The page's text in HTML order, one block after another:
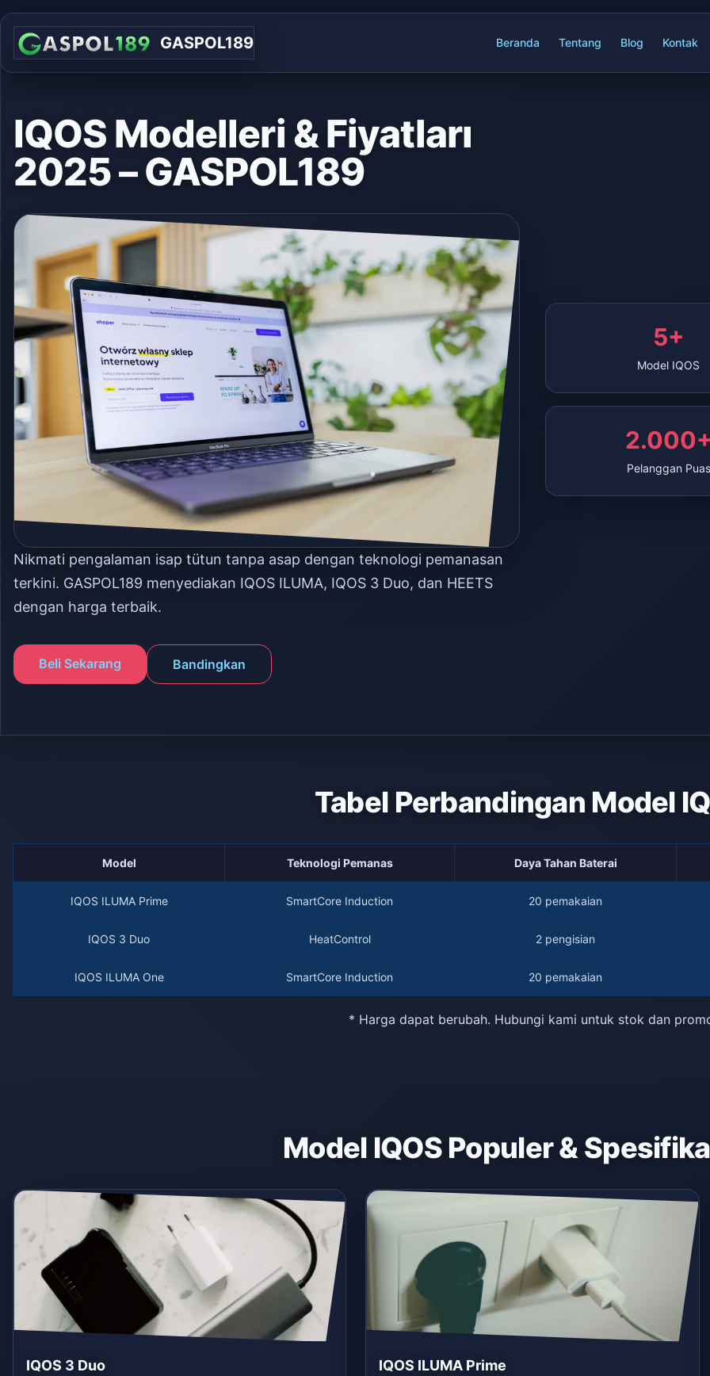
GASPOL189 Beranda Tentang Blog Kontak
IQOS Modelleri & Fiyatları
2025 – GASPOL189
Nikmati pengalaman isap tütun tanpa asap dengan teknologi pemanasan
terkini. GASPOL189 menyediakan IQOS ILUMA, IQOS 3 Duo, dan HEETS
dengan harga terbaik.
Beli Sekarang Bandingkan
5+
Model IQOS
Pelanggan Puas
Tabel Perbandingan Model
Model Teknologi Pemanas Daya Tahan Baterai
IQOS ILUMA Prime SmartCore Induction 20 pemakaian
IQOS 3 Duo HeatControl 2 pengisian
IQOS ILUMA One SmartCore Induction 20 pemakaian
* Harga dapat berubah. Hubungi kami untuk stok dan
Model IQOS Populer &
IQOS 3 Duo IQOS ILUMA Prime